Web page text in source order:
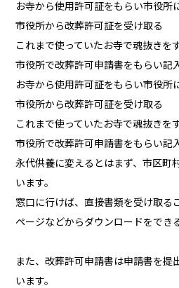
お寺から使用許可証をもらい市役所
市役所から改葬許可証を受け取る
これまで使っていたお寺で魂抜きを
市役所で改葬許可申請書をもらい記
お寺から使用許可証をもらい市役所
市役所から改葬許可証を受け取る
これまで使っていたお寺で魂抜きを
市役所で改葬許可申請書をもらい記
永代供養に変えるとはまず、市区町
います。
窓口に行けば、直接書類を受け取る
ページなどからダウンロードをでき
また、改葬許可申請書は申請書を提
います。